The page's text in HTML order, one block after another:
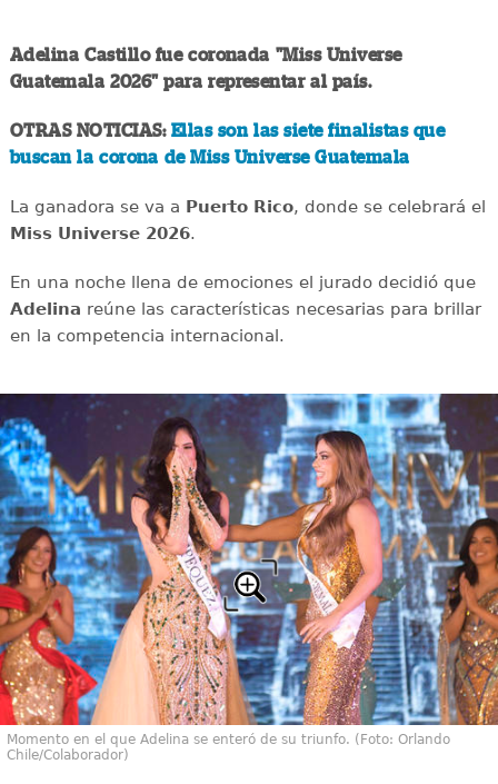
Adelina Castillo fue coronada "Miss Universe
Guatemala 2026" para representar al país.
OTRAS NOTICIAS: Ellas son las siete finalistas que
buscan la corona de Miss Universe Guatemala
La ganadora se va a Puerto Rico, donde se celebrará el
Miss Universe 2026.
En una noche llena de emociones el jurado decidió que
Adelina reúne las características necesarias para brillar
en la competencia internacional.
Momento en el que Adelina se enteró de su triunfo. (Foto: Orlando
Chile/Colaborador)